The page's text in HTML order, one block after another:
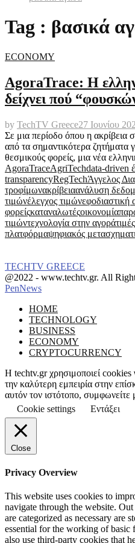
Tag : βασικά
ECONOMY
AgoraTrace: Η
δείχνει πού
by TechTV Greece27 Ιουνίου
Σε μια περίοδο όπου η ακρίβεια
από τα σημαντικότερα ζητήματα
θεσμικούς φορείς, μια νέα
AgoraTraceAgriTechdata-driven
transparencyRegTechΆγγελος
τροφίμωνακρίβειαανάλυση
τιμώνέλεγχος τιμώνεφοδιαστική
φορείςκαταναλωτέςοικονομία
τιμώντεχνολογία στην αγορά
πλατφόρμαψηφιακός
TECHTV GREECE
Facebook
Instagram
@2022 - www.techtv.gr. All
PenNews
HOME
TECHNOLOGY
BUSINESS
ECONOMY
CRYPTOCURRENCY
Η techtv.gr χρησιμοποιεί cookies
την καλύτερη εμπειρία στην
αυτόν τον ιστότοπο,
Cookie settings
Εντάξει
Close
Privacy Overview
This website uses cookies to
navigate through the website.
are categorized as necessary are
essential for the working of basic
also use third-party cookies that